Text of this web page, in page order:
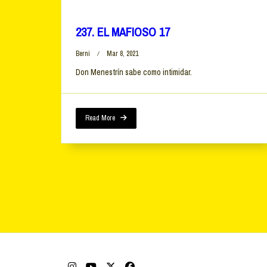
237. EL MAFIOSO 17
Berni Mar 8, 2021
Don Menestrín sabe como intimidar.
Read More